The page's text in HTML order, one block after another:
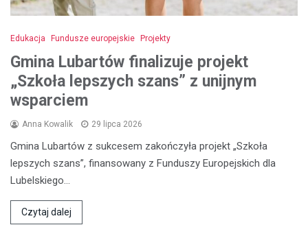
Edukacja Fundusze europejskie Projekty
Gmina Lubartów finalizuje projekt
„Szkoła lepszych szans” z unijnym
wsparciem
Anna Kowalik 29 lipca 2026
Gmina Lubartów z sukcesem zakończyła projekt „Szkoła
lepszych szans”, finansowany z Funduszy Europejskich dla
Lubelskiego…
Czytaj dalej